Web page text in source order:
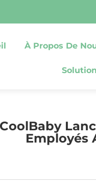
À Propos De
Employés